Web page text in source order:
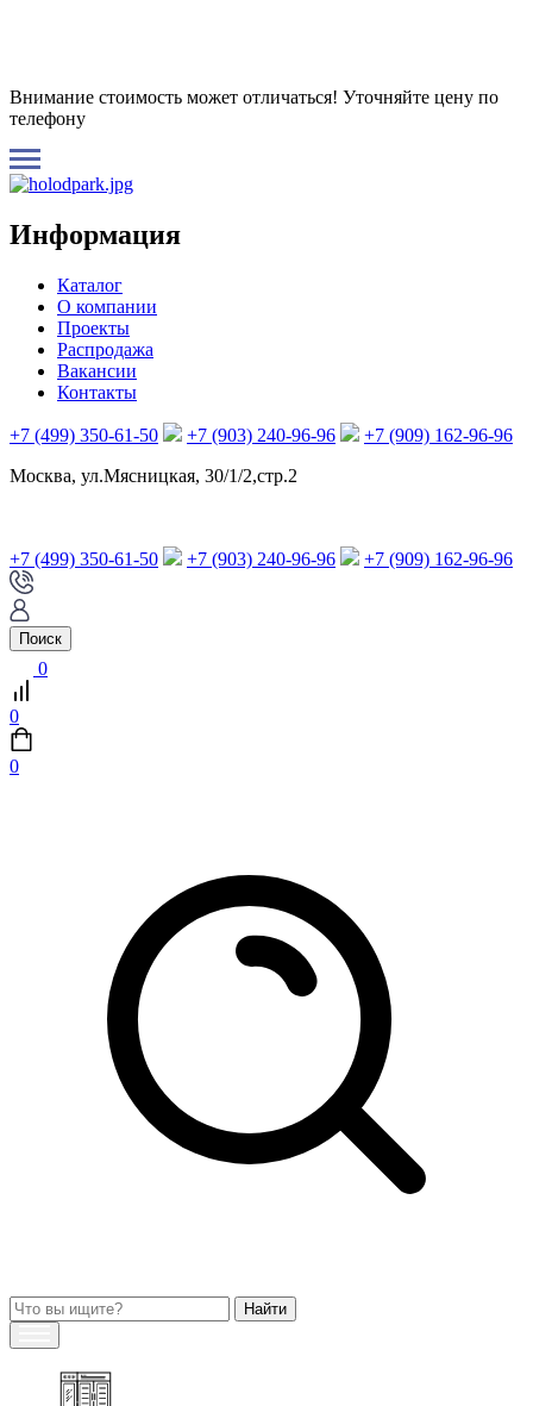
Внимание стоимость может отличаться! Уточняйте цену по
телефону
Информация
Каталог
О компании
Проекты
Распродажа
Вакансии
Контакты
+7 (499) 350-61-50 +7 (903) 240-96-96
+7 (909) 162-96-96
Москва, ул.Мясницкая, 30/1/2,стр.2
+7 (499) 350-61-50 +7 (903) 240-96-96 +7 (909) 162-96-96
Поиск
0
0
0